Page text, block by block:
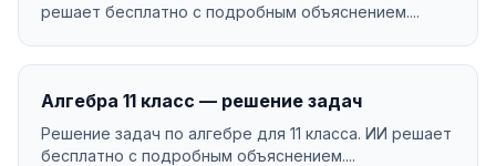
решает бесплатно с подробным объяснением....
Алгебра 11 класс — решение задач
Решение задач по алгебре для 11 класса. ИИ решает
бесплатно с подробным объяснением....